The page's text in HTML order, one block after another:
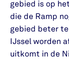
gebied is op
die de Ramp
gebied beter
IJssel worden
uitkomt in de